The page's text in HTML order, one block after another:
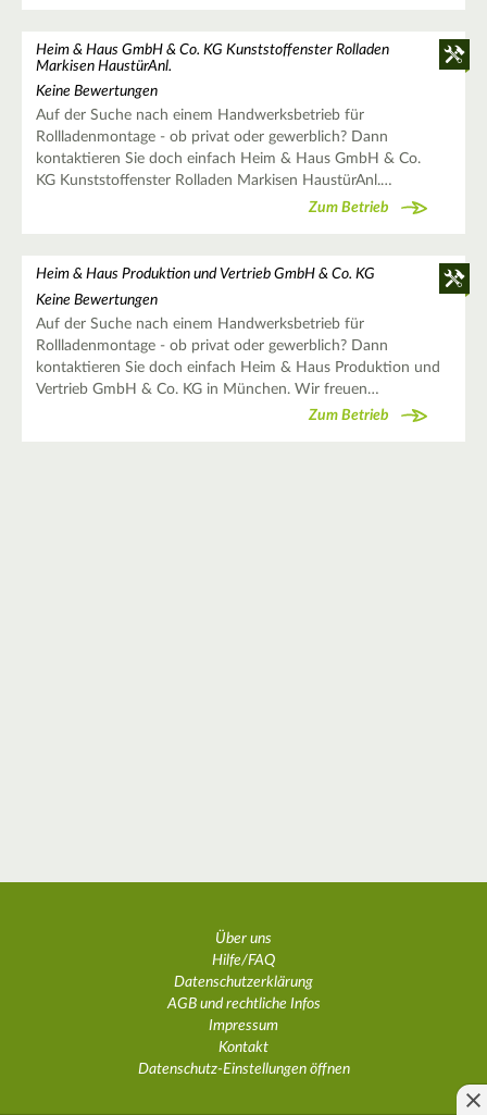
Heim & Haus GmbH & Co. KG Kunststoffenster Rolladen
Markisen HaustürAnl.
Keine Bewertungen
Auf der Suche nach einem Handwerksbetrieb für
Rollladenmontage - ob privat oder gewerblich? Dann
kontaktieren Sie doch einfach Heim & Haus GmbH & Co.
KG Kunststoffenster Rolladen Markisen HaustürAnl.…
Zum Betrieb
Heim & Haus Produktion und Vertrieb GmbH & Co. KG
Keine Bewertungen
Auf der Suche nach einem Handwerksbetrieb für
Rollladenmontage - ob privat oder gewerblich? Dann
kontaktieren Sie doch einfach Heim & Haus Produktion und
Vertrieb GmbH & Co. KG in München. Wir freuen…
Zum Betrieb
Über uns
Hilfe/FAQ
Datenschutzerklärung
AGB und rechtliche Infos
Impressum
Kontakt
Datenschutz-Einstellungen öffnen